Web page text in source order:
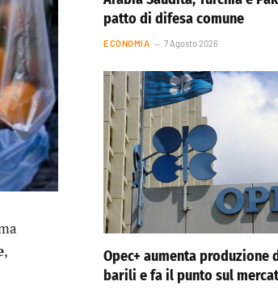
,
patto di difesa comune
ECONOMIA 7 Agosto 2026
Opec+ aumenta
barili e fa il punto sul